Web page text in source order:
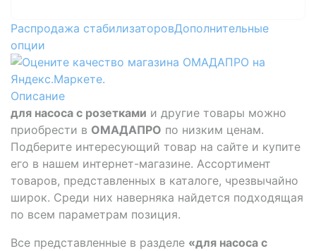
Распродажа стабилизаторовДополнительные
опции
Описание
для насоса с розетками и другие товары можно
приобрести в ОМАДАПРО по низким ценам.
Подберите интересующий товар на сайте и купите
его в нашем интернет-магазине. Ассортимент
товаров, представленных в каталоге, чрезвычайно
широк. Среди них наверняка найдется подходящая
по всем параметрам позиция.
Все представленные в разделе «для насоса с